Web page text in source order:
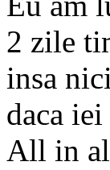
2 zile
insa
daca
All in